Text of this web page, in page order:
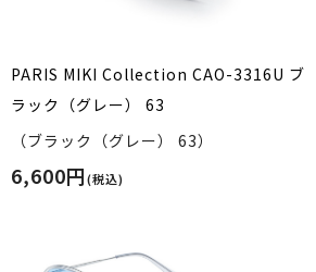
PARIS MIKI Collection CAO-3316U ブ
ラック（グレー） 63
（ブラック（グレー） 63）
6,600円(税込)